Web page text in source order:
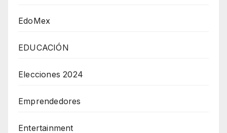
EdoMex
EDUCACIÓN
Elecciones 2024
Emprendedores
Entertainment